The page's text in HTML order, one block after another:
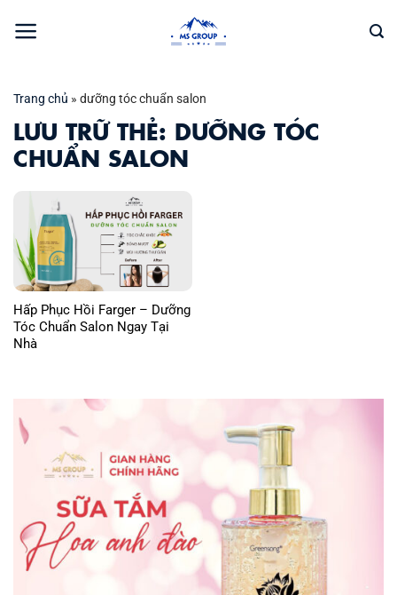
qua
Trang chủ » dưỡng tóc chuẩn salon
LƯU TRỮ THẺ: DƯỠNG TÓC
CHUẨN SALON
Hấp Phục Hồi Farger – Dưỡng
Tóc Chuẩn Salon Ngay Tại
Nhà